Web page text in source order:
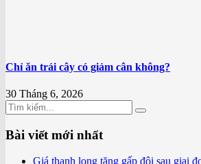
Chỉ ăn trái cây có giảm cân không?
30 Tháng 6, 2026
Bài viết mới nhất
Giá thanh long tăng gấp đôi sau giai